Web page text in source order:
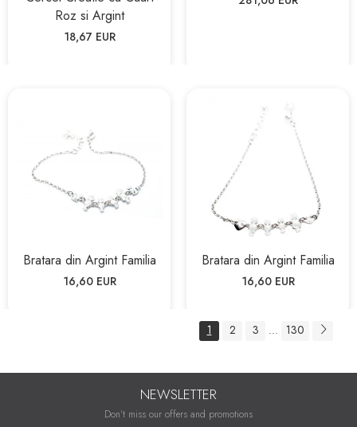
Roz si Argint
18,67 EUR
Bratara din Argint Familia
16,60 EUR
Bratara din Argint Familia
16,60 EUR
1 2 3 ... 130
NEWSLETTER
Don't miss our offers and promotions